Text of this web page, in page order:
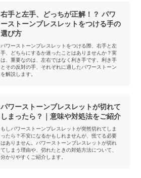
右手と左手、どっちが正解！？ パワ
ーストーンブレスレットをつける手の
選び方
パワーストーンブレスレットをつける際、右手と左
手、どちらにするか迷ったことはありませんか？実
は、重要なのは、左右ではなく利き手です。利き手
とその反対の手、それぞれに適したパワーストーン
を解説します。
パワーストーンブレスレットが切れて
しまったら？｜意味や対処法をご紹介
もしパワーストーンブレスレットが突然切れてしま
ったら？不安になるかもしれませんが、慌てる必要
はありません。パワーストーンブレスレットが切れ
てしまう理由や、切れたときの対処方法について、
分かりやすくご紹介します。